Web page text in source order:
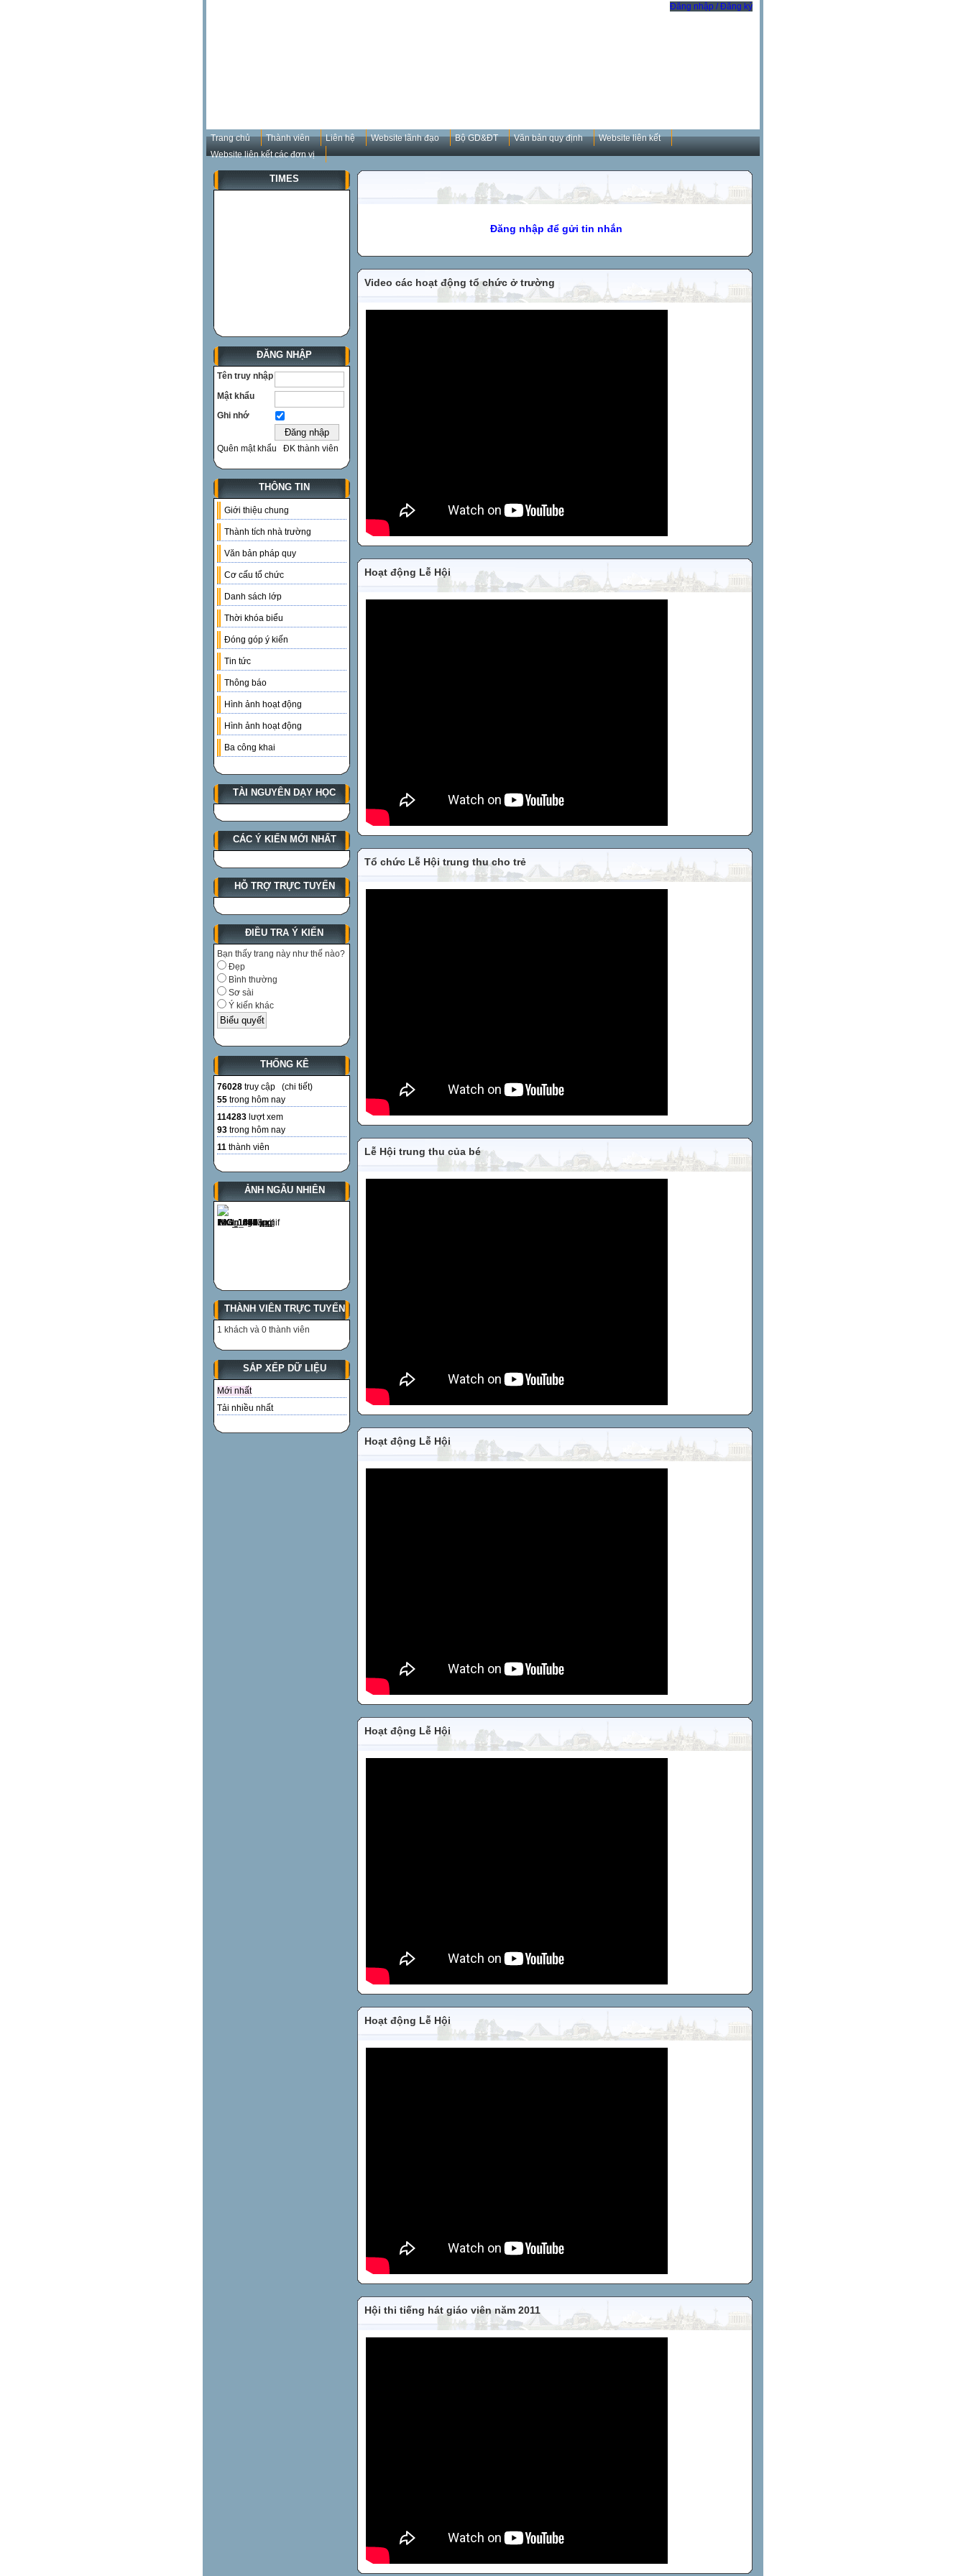
Đăng nhập / Đăng ký
Trang chủ Thành viên Liên hệ Website lãnh đạo Bộ GD&ĐT Văn bản quy định
Website liên kết
Website liên kết các đơn vị
TIMES
ĐĂNG NHẬP
Tên truy nhập
Mật khẩu
Ghi nhớ
Quên mật khẩu ĐK thành viên
THÔNG TIN
Giới thiệu chung
Thành tích nhà trường
Văn bản pháp quy
Cơ cấu tổ chức
Danh sách lớp
Thời khóa biểu
Đóng góp ý kiến
Tin tức
Thông báo
Hình ảnh hoạt động
Hình ảnh hoạt động
Ba công khai
TÀI NGUYÊN DẠY HỌC
CÁC Ý KIẾN MỚI NHẤT
HỖ TRỢ TRỰC TUYẾN
ĐIỀU TRA Ý KIẾN
Bạn thấy trang này như thế nào?
Đẹp
Bình thường
Sơ sài
Ý kiến khác
THỐNG KÊ
76028 truy cập (chi tiết)
55 trong hôm nay
114283 lượt xem
93 trong hôm nay
11 thành viên
ẢNH NGẪU NHIÊN
THÀNH VIÊN TRỰC TUYẾN
1 khách và 0 thành viên
SẮP XẾP DỮ LIỆU
Mới nhất
Tải nhiều nhất
Đăng nhập để gửi tin nhắn
Video các hoạt động tổ chức ở trường
Hoạt động Lễ Hội
Tổ chức Lễ Hội trung thu cho trẻ
Lễ Hội trung thu của bé
Hoạt động Lễ Hội
Hoạt động Lễ Hội
Hoạt động Lễ Hội
Hội thi tiếng hát giáo viên năm 2011